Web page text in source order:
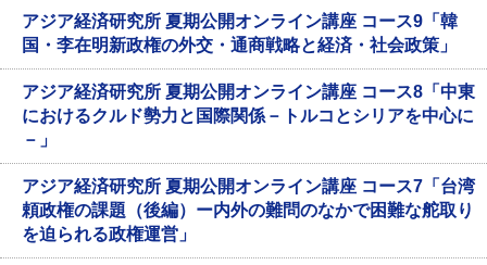
アジア経済研究所 夏期公開オンライン講座 コース9「韓
国・李在明新政権の外交・通商戦略と経済・社会政策」
アジア経済研究所 夏期公開オンライン講座 コース8「中東
におけるクルド勢力と国際関係－トルコとシリアを中心に
－」
アジア経済研究所 夏期公開オンライン講座 コース7「台湾
頼政権の課題（後編）ー内外の難問のなかで困難な舵取り
を迫られる政権運営」